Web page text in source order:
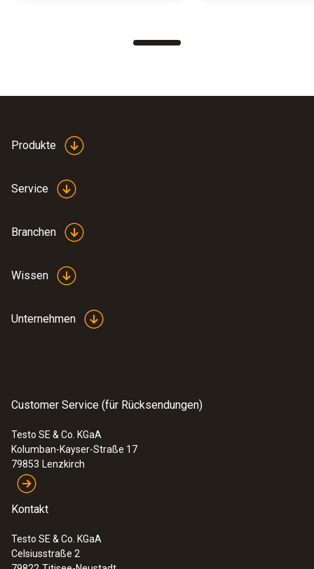
Produkte
Service
Branchen
Wissen
Unternehmen
Customer Service (für Rücksendungen)
Testo SE & Co. KGaA
Kolumban-Kayser-Straße 17
79853 Lenzkirch
Kontakt
Testo SE & Co. KGaA
Celsiusstraße 2